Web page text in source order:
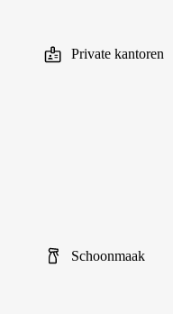
Private kantoren
Schoonmaak